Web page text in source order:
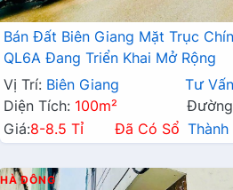
Bán Đất Biên Giang Mặt Trục
QL6A Đang Triển Khai Mở Rộng
Vị Trí: Biên Giang Tư Vấn
Diện Tích: 100m²
Đường
Giá:8-8.5 Tỉ Đã Có Sổ
HÀ ĐÔNG